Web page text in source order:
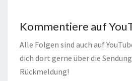
Kommentiere auf
Alle Folgen sind auch auf
dich dort gerne über die
Rückmeldung!